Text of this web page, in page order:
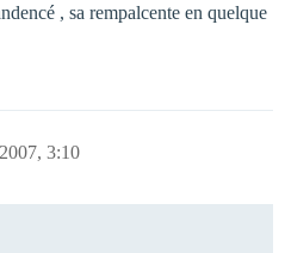
, sa rempalcente en quelque
3:10